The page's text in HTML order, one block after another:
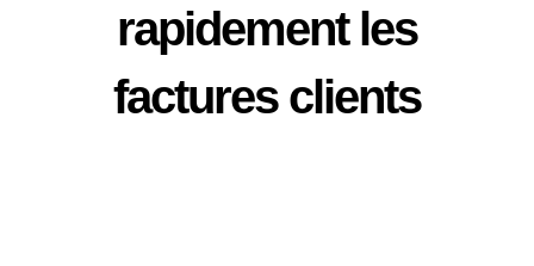
rapidement les
factures clients